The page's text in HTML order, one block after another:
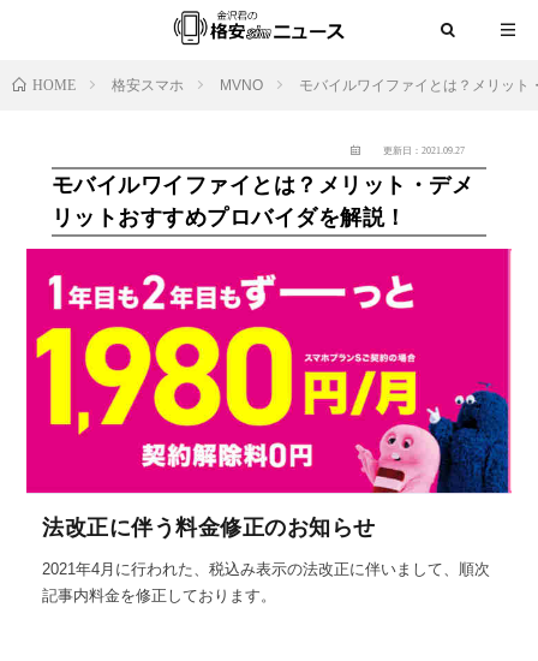
HOME 格安スマホ MVNO モバイルワイファイとは？メリッ
更新日：2021.09.27
モバイルワイファイとは？メリット・デメ
リットおすすめプロバイダを解説！
法改正に伴う料金修正のお知らせ
2021年4月に行われた、税込み表示の法改正に伴いまして、順次
記事内料金を修正しております。